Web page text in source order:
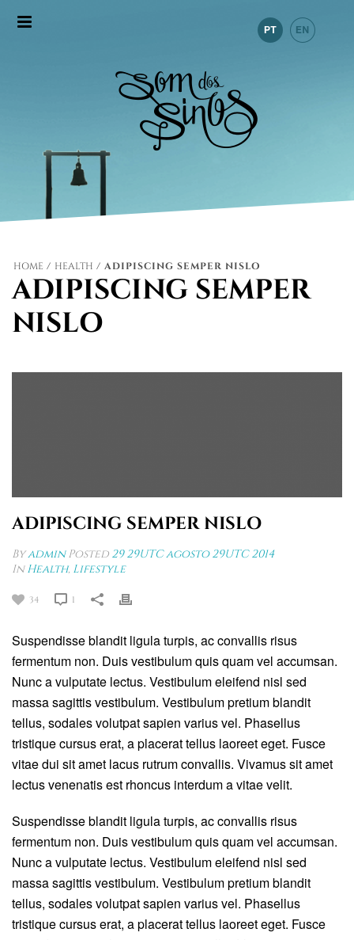
HOME / HEALTH / ADIPISCING SEMPER NISLO
ADIPISCING SEMPER
NISLO
ADIPISCING SEMPER NISLO
Byadmin Posted 29 29UTC agosto 29UTC 2014
InHealth, Lifestyle
34 1
Suspendisse blandit ligula turpis, ac convallis risus
fermentum non. Duis vestibulum quis quam vel accumsan.
Nunc a vulputate lectus. Vestibulum eleifend nisl sed
massa sagittis vestibulum. Vestibulum pretium blandit
tellus, sodales volutpat sapien varius vel. Phasellus
tristique cursus erat, a placerat tellus laoreet eget. Fusce
vitae dui sit amet lacus rutrum convallis. Vivamus sit amet
lectus venenatis est rhoncus interdum a vitae velit.
Suspendisse blandit ligula turpis, ac convallis risus
fermentum non. Duis vestibulum quis quam vel accumsan.
Nunc a vulputate lectus. Vestibulum eleifend nisl sed
massa sagittis vestibulum. Vestibulum pretium blandit
tellus, sodales volutpat sapien varius vel. Phasellus
tristique cursus erat, a placerat tellus laoreet eget. Fusce